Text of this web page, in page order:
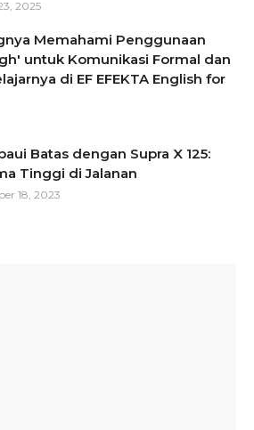
2025
Memahami Penggunaan
untuk Komunikasi Formal dan
di EF EFEKTA English for
Batas dengan Supra X 125:
Tinggi di Jalanan
18, 2023